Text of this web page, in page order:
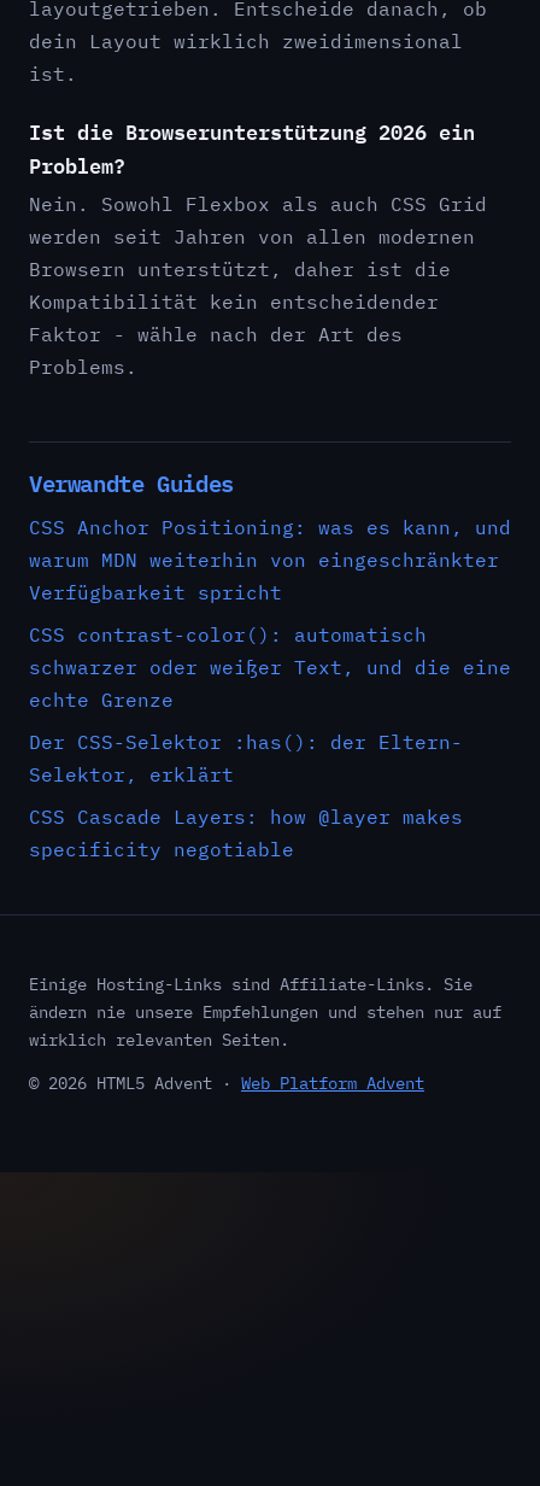
layoutgetrieben. Entscheide danach, ob
dein Layout wirklich zweidimensional
ist.
Ist die Browserunterstützung 2026 ein
Problem?
Nein. Sowohl Flexbox als auch CSS Grid
werden seit Jahren von allen modernen
Browsern unterstützt, daher ist die
Kompatibilität kein entscheidender
Faktor - wähle nach der Art des
Problems.
Verwandte Guides
CSS Anchor Positioning: was es kann, und
warum MDN weiterhin von eingeschränkter
Verfügbarkeit spricht
CSS contrast-color(): automatisch
schwarzer oder weißer Text, und die eine
echte Grenze
Der CSS-Selektor :has(): der Eltern-
Selektor, erklärt
CSS Cascade Layers: how @layer makes
specificity negotiable
Einige Hosting-Links sind Affiliate-Links. Sie
ändern nie unsere Empfehlungen und stehen nur auf
wirklich relevanten Seiten.
© 2026 HTML5 Advent · Web Platform Advent